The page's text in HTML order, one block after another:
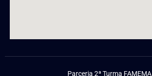
Parceria 2ª Turma FAMEMA